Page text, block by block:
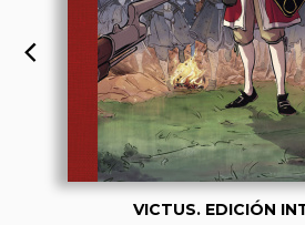
VICTUS. EDICIÓN